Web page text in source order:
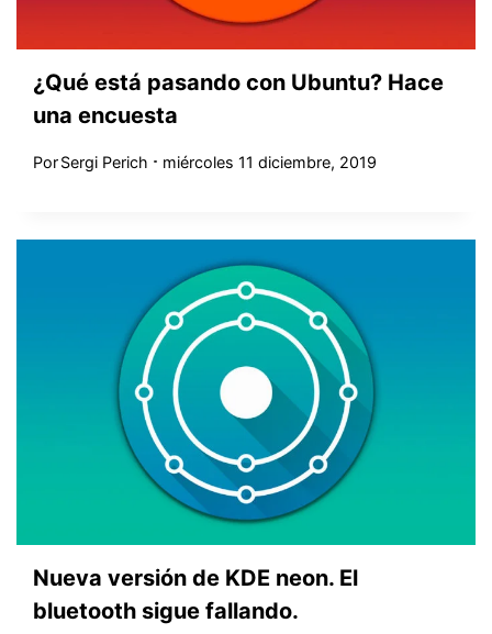
¿Qué está pasando con Ubuntu? Hace
una encuesta
PorSergi Perich miércoles 11 diciembre, 2019
Nueva versión de KDE neon. El
bluetooth sigue fallando.